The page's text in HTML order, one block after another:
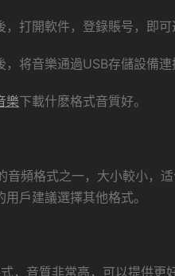
，打開軟件，登錄賬号，即
，将音樂通過USB存儲設備
樂下載什麽格式音質好。
音頻格式之一，大小較小，
戶建議選擇其他格式。
，音質非常高，可以提供